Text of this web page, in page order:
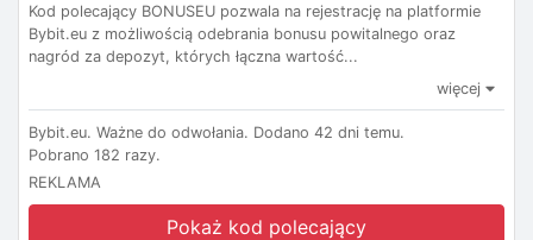
Kod polecający BONUSEU pozwala na rejestrację na platformie
Bybit.eu z możliwością odebrania bonusu powitalnego oraz
nagród za depozyt, których łączna wartość...
więcej
Bybit.eu. Ważne do odwołania. Dodano 42 dni temu.
Pobrano 182 razy.
REKLAMA
Pokaż kod polecający